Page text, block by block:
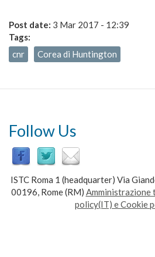
Post date: 3 Mar 2017 - 12:39
Tags:
cnr
Corea di Huntington
Follow Us
ISTC Roma 1 (headquarter) Via
00196, Rome (RM) Amministrazione
policy(IT) e Cookie